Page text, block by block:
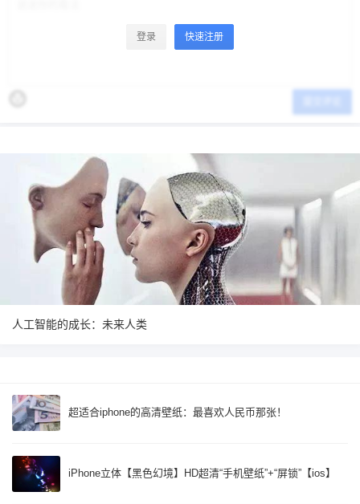
登录 快速注册
人工智能的成长：未来人类
超适合iphone的高清壁纸：最喜欢人民币那张！
iPhone立体【黑色幻境】HD超清“手机壁纸”+“屏锁”【ios】